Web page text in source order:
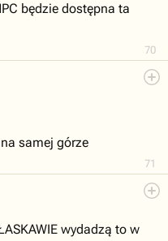
70
będzie dostępna ta
71
samej górze
wydadzą to w